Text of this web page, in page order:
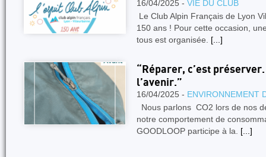
16/04/2025 - VIE DU CLUB
Le Club Alpin Français de Lyon
150 ans ! Pour cette occasion,
tous est organisée. [...]
“Réparer, c’est
l’avenir.”
16/04/2025 - ENVIRONNEMENT
Nous parlons CO2 lors de nos
notre comportement de
GOODLOOP participe à la. [...]